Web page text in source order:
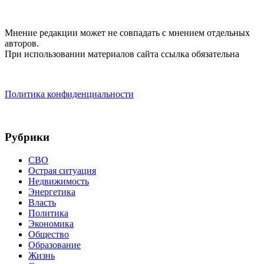
Мнение редакции может не совпадать с мнением отдельных
авторов.
При использовании материалов сайта ссылка обязательна
Политика конфиденциальности
Рубрики
СВО
Острая ситуация
Недвижимость
Энергетика
Власть
Политика
Экономика
Общество
Образование
Жизнь